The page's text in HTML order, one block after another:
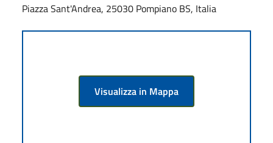
Piazza Sant'Andrea, 25030 Pompiano BS, Italia
Visualizza in Mappa